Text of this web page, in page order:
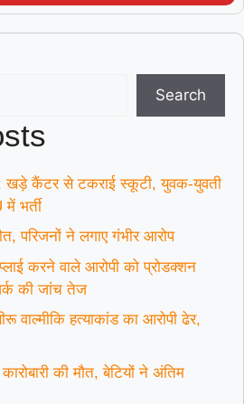
Search
खड़े कैंटर से टकराई स्कूटी, युवक-युवती
भर्ती
परिजनों ने लगाए गंभीर आरोप
करने वाले आरोपी को प्रोडक्शन
की जांच तेज
वाल्मीकि हत्याकांड का आरोपी ढेर,
की मौत, बेटियों ने अंतिम